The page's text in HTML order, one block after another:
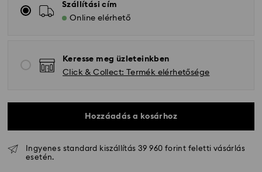
Szállítási cím
Online elérhető
Keresse meg üzleteinkben
Click & Collect: Termék elérhetősége
Hozzáadás a kosárhoz
Ingyenes standard kiszállítás 39 960 forint feletti vásárlás
esetén.